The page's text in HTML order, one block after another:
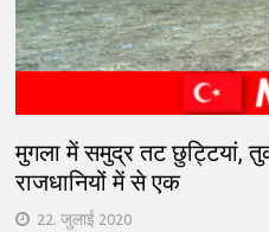
मुगला में समुद्र तट छुट्टियां,
राजधानियों में से एक
22. जुलाई 2020